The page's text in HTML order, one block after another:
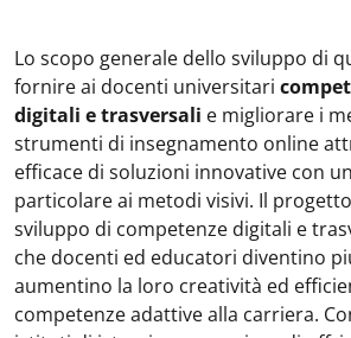
Lo scopo generale dello sviluppo di
fornire ai docenti universitari
digitali e trasversali e migliorare i
strumenti di insegnamento online
efficace di soluzioni innovative con
particolare ai metodi visivi. Il
sviluppo di competenze digitali e
che docenti ed educatori diventino
aumentino la loro creatività ed
competenze adattive alla carriera.